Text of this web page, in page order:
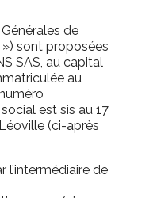
de
sont proposées
SAS, au capital
au
est sis au 17
(ci-après
l’intermédiaire de